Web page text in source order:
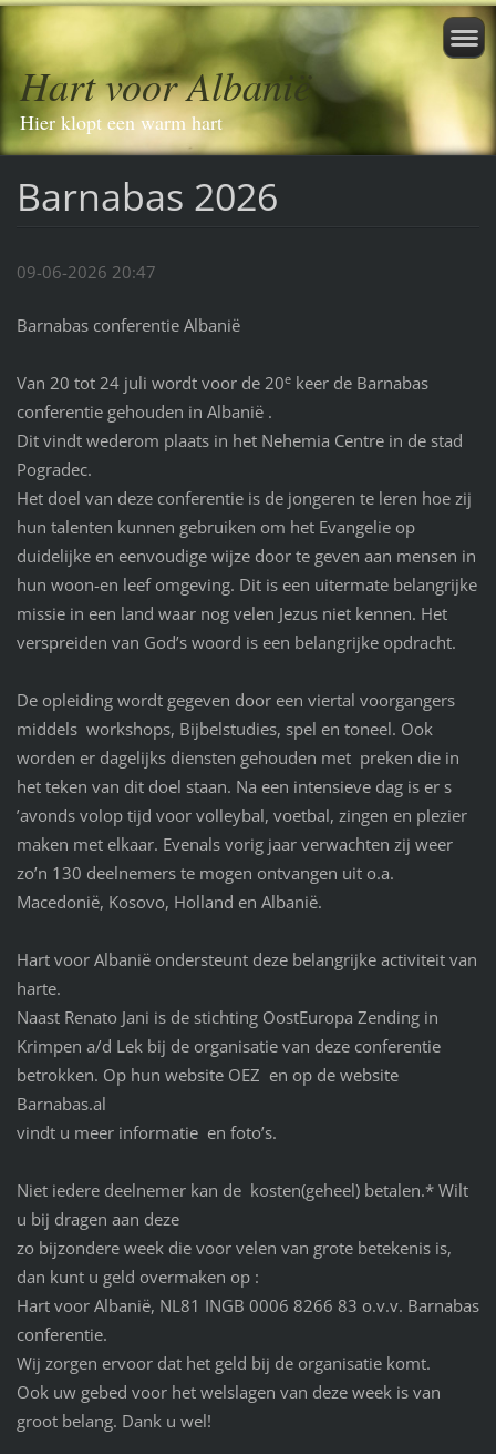
Hart voor Albanië
Hier klopt een warm hart
Barnabas 2026
09-06-2026 20:47
Barnabas conferentie Albanië
Van 20 tot 24 juli wordt voor de 20ekeer de Barnabas
conferentie gehouden in Albanië .
Dit vindt wederom plaats in het Nehemia Centre in de stad
Pogradec.
Het doel van deze conferentie is de jongeren te leren hoe zij
hun talenten kunnen gebruiken om het Evangelie op
duidelijke en eenvoudige wijze door te geven aan mensen in
hun woon-en leef omgeving. Dit is een uitermate belangrijke
missie in een land waar nog velen Jezus niet kennen. Het
verspreiden van God’s woord is een belangrijke opdracht.
De opleiding wordt gegeven door een viertal voorgangers
middels workshops, Bijbelstudies, spel en toneel. Ook
worden er dagelijks diensten gehouden met preken die in
het teken van dit doel staan. Na een intensieve dag is er s
’avonds volop tijd voor volleybal, voetbal, zingen en plezier
maken met elkaar. Evenals vorig jaar verwachten zij weer
zo’n 130 deelnemers te mogen ontvangen uit o.a.
Macedonië, Kosovo, Holland en Albanië.
Hart voor Albanië ondersteunt deze belangrijke activiteit van
harte.
Naast Renato Jani is de stichting OostEuropa Zending in
Krimpen a/d Lek bij de organisatie van deze conferentie
betrokken. Op hun website OEZ en op de website
Barnabas.al
vindt u meer informatie en foto’s.
Niet iedere deelnemer kan de kosten(geheel) betalen.* Wilt
u bij dragen aan deze
zo bijzondere week die voor velen van grote betekenis is,
dan kunt u geld overmaken op :
Hart voor Albanië, NL81 INGB 0006 8266 83 o.v.v. Barnabas
conferentie.
Wij zorgen ervoor dat het geld bij de organisatie komt.
Ook uw gebed voor het welslagen van deze week is van
groot belang. Dank u wel!